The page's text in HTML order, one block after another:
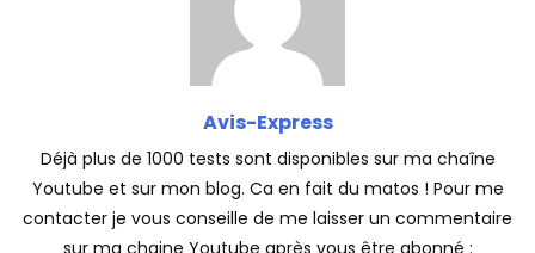
Avis-Express
Déjà plus de 1000 tests sont disponibles sur ma chaîne
Youtube et sur mon blog. Ca en fait du matos ! Pour me
contacter je vous conseille de me laisser un commentaire
sur ma chaine Youtube après vous être abonné :